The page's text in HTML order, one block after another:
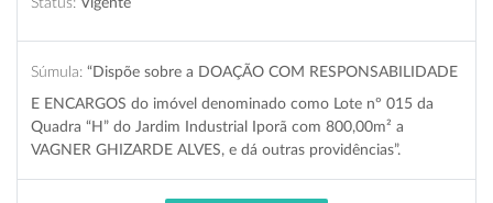
Súmula: “Dispõe sobre a DOAÇÃO COM RESPONSABILIDADE
E ENCARGOS do imóvel denominado como Lote nº 015 da
Quadra “H” do Jardim Industrial Iporã com 800,00m² a
VAGNER GHIZARDE ALVES, e dá outras providências”.